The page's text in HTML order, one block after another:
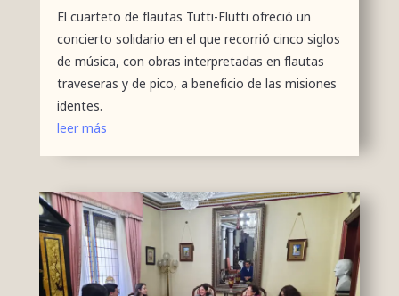
El cuarteto de flautas Tutti-Flutti ofreció un
concierto solidario en el que recorrió cinco siglos
de música, con obras interpretadas en flautas
traveseras y de pico, a beneficio de las misiones
identes.
leer más